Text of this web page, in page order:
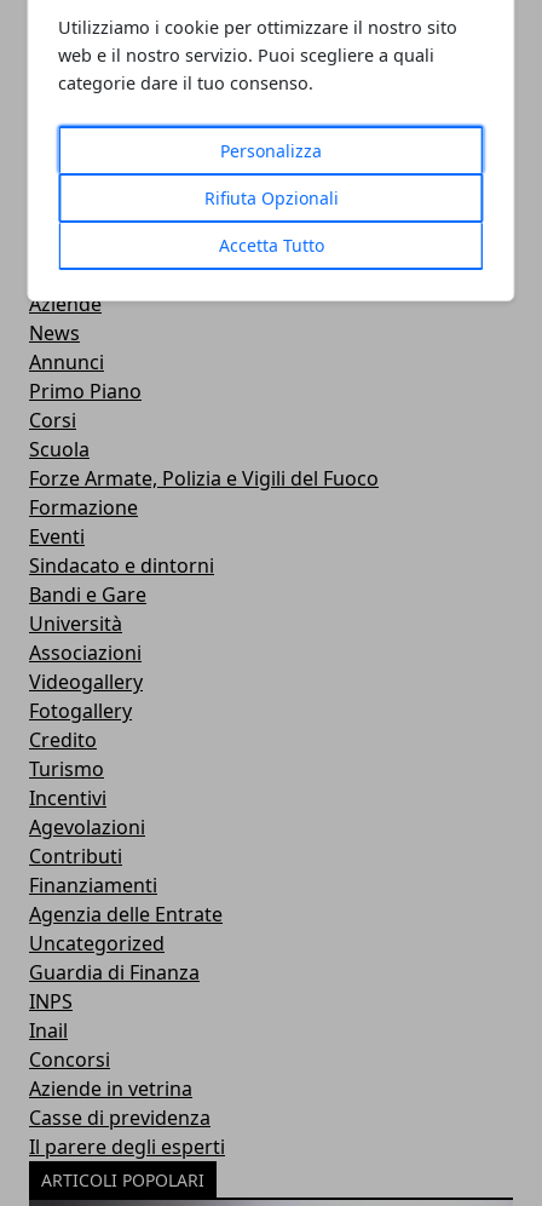
Utilizziamo i cookie per ottimizzare il nostro sito
web e il nostro servizio. Puoi scegliere a quali
categorie dare il tuo consenso.
Personalizza
Rifiuta Opzionali
Accetta Tutto
PULITORE COORDINATORE
05/11/2024
Professionisti
Aziende
News
Annunci
Primo Piano
Corsi
Scuola
Forze Armate, Polizia e Vigili del Fuoco
Formazione
Eventi
Sindacato e dintorni
Bandi e Gare
Università
Associazioni
Videogallery
Fotogallery
Credito
Turismo
Incentivi
Agevolazioni
Contributi
Finanziamenti
Agenzia delle Entrate
Uncategorized
Guardia di Finanza
INPS
Inail
Concorsi
Aziende in vetrina
Casse di previdenza
Il parere degli esperti
ARTICOLI POPOLARI